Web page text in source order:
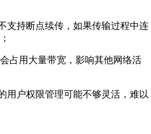
支持断点续传，如果传输过程中连
占用大量带宽，影响其他网络活
用户权限管理可能不够灵活，难以